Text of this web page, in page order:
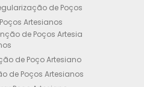
de Poços
Artesianos
de Poços Artesia
de Poço Artesiano
de Poços Artesianos